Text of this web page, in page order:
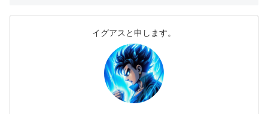
イグアスと申します。